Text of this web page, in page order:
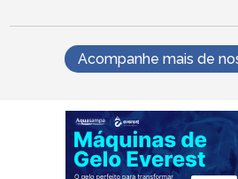
Acompanhe mais de